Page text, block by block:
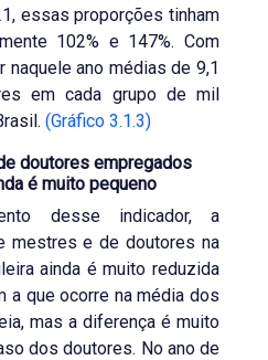
essas proporções tinham
102% e 147%. Com
ano médias de 9,1
em cada grupo de mil
(Gráfico 3.1.3)
doutores empregados
é muito pequeno
desse indicador, a
mestres e de doutores na
ainda é muito reduzida
a que ocorre na média dos
mas a diferença é muito
dos doutores. No ano de